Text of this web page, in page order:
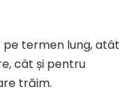
termen lung, atât
cât și pentru
trăim.